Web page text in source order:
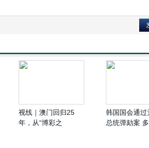
视线｜澳门回归25
年，从“博彩之
韩国国会通过
总统弹劾案